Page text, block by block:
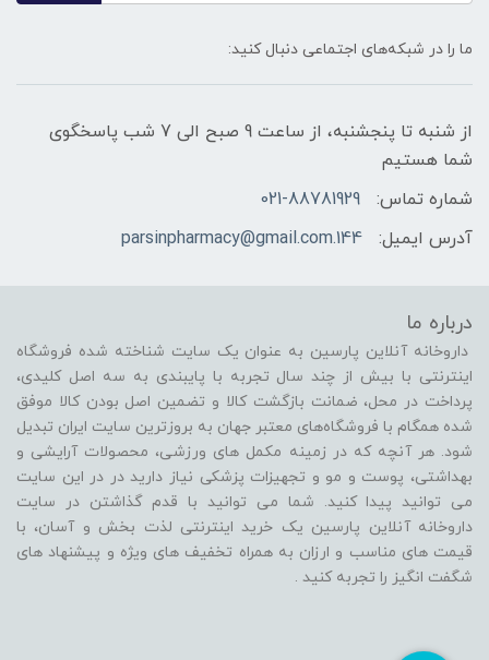
ما را در شبکه‌های اجتماعی دنبال کنید:
از شنبه تا پنجشنبه، از ساعت 9 صبح الی 7 شب پاسخگوی
شما هستیم
شماره تماس:
021-88781929
آدرس ایمیل:
144.parsinpharmacy@gmail.com
درباره ما
داروخانه آنلاین پارسین به عنوان یک سایت شناخته شده فروشگاه
اینترنتی با بیش از چند سال تجربه با پایبندی به سه اصل کلیدی،
پرداخت در محل، ضمانت بازگشت کالا و تضمین اصل بودن کالا موفق
شده همگام با فروشگاه‌های معتبر جهان به بروزترین سایت ایران تبدیل
شود. هر آنچه که در زمینه مکمل های ورزشی، محصولات آرایشی و
بهداشتی، پوست و مو و تجهیزات پزشکی نیاز دارید در در این سایت
می توانید پیدا کنید. شما می توانید با قدم گذاشتن در سایت
داروخانه آنلاین پارسین یک خرید اینترنتی لذت بخش و آسان، با
قیمت های مناسب و ارزان به همراه تخفیف های ویژه و پیشنهاد های
شگفت انگیز را تجربه کنید .